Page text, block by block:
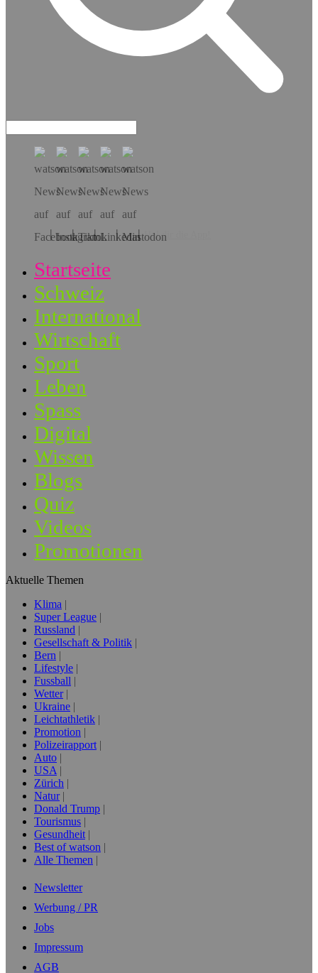
Hol dir die App!
Startseite
Schweiz
International
Wirtschaft
Sport
Leben
Spass
Digital
Wissen
Blogs
Quiz
Videos
Promotionen
Aktuelle Themen
Klima
Super League
Russland
Gesellschaft & Politik
Bern
Lifestyle
Fussball
Wetter
Ukraine
Leichtathletik
Promotion
Polizeirapport
Auto
USA
Zürich
Natur
Donald Trump
Tourismus
Gesundheit
Best of watson
Alle Themen
Newsletter
Werbung / PR
Jobs
Impressum
AGB